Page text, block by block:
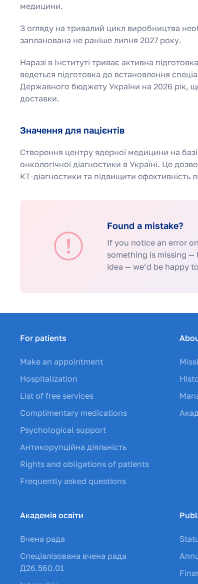
медицини.
З огляду на тривалий цикл виробництва
запланована не раніше липня 2027 року.
Наразі в Інституті триває активна
ведеться підготовка до встановлення
Державного бюджету України на 2026 рік,
доставки.
Значення для пацієнтів
Створення центру ядерної медицини на
онкологічної діагностики в Україні. Це
КТ-діагностики та підвищити ефективність
Found a mistake?
If you notice an error
something is missing —
idea — we’d be happy
For patients
Make an appointment
Hospitalization
List of free services
Complimentary medications
Psychological support
Антикорупційна діяльність
Rights and obligations of patients
Frequently asked questions
Академія освіти
Вчена рада
Спеціалізована вчена рада
Д26.560.01